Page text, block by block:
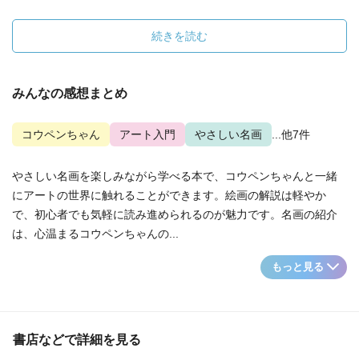
続きを読む
みんなの感想まとめ
コウペンちゃん アート入門 やさしい名画 ...他7件
やさしい名画を楽しみながら学べる本で、コウペンちゃんと一緒
にアートの世界に触れることができます。絵画の解説は軽やか
で、初心者でも気軽に読み進められるのが魅力です。名画の紹介
は、心温まるコウペンちゃんの...
もっと見る
書店などで詳細を見る